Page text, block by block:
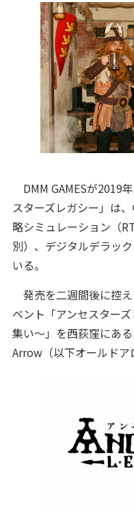
DMM GAMESが2019
スターズレガシー」は
略シミュレーション（
別）、デジタルデラッ
いる。
発売を二週間後に控
ベント「アンセスター
集い～」を西荻窪にあ
Arrow（以下オールドア